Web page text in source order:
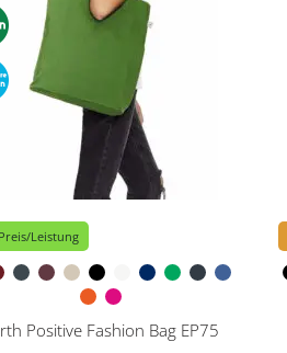
Leistung
Positive Fashion Bag EP75